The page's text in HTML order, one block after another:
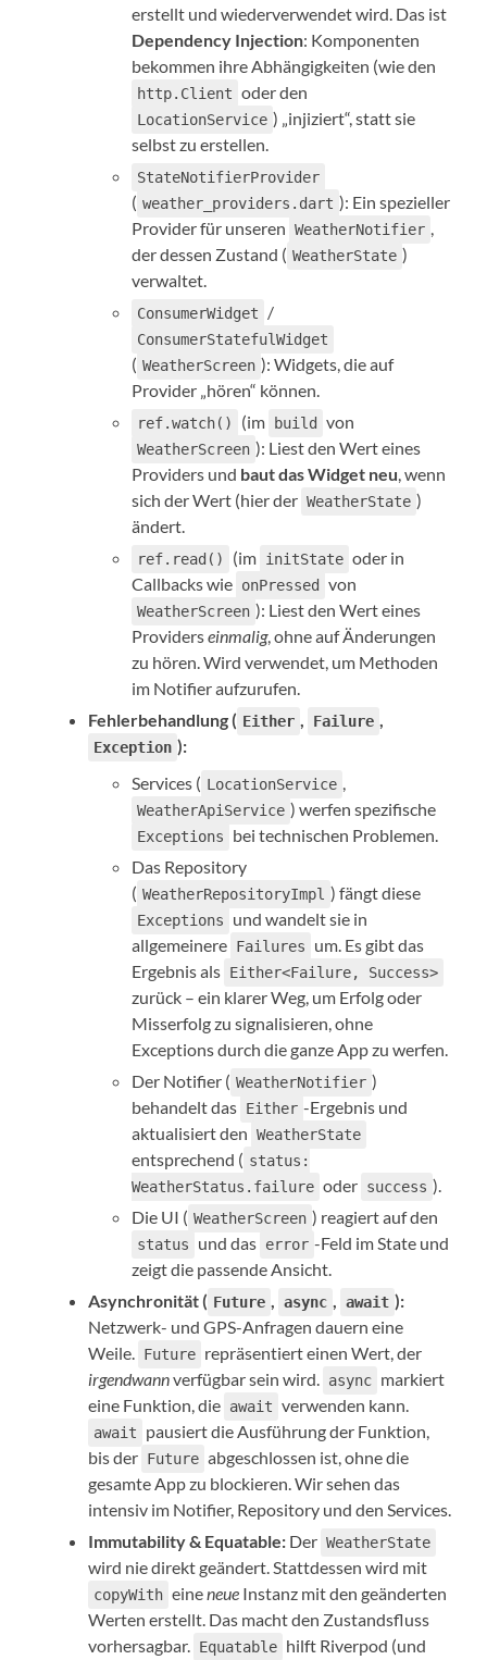
erstellt und wiederverwendet wird. Das ist
Dependency Injection: Komponenten
bekommen ihre Abhängigkeiten (wie den
http.Client oder den
LocationService ) „injiziert“, statt sie
selbst zu erstellen.
StateNotifierProvider
( weather_providers.dart ): Ein spezieller
Provider für unseren WeatherNotifier ,
der dessen Zustand ( WeatherState )
verwaltet.
ConsumerWidget /
ConsumerStatefulWidget
( WeatherScreen ): Widgets, die auf
Provider „hören“ können.
ref.watch() (im build von
WeatherScreen ): Liest den Wert eines
Providers und baut das Widget neu, wenn
sich der Wert (hier der WeatherState )
ändert.
ref.read() (im initState oder in
Callbacks wie onPressed von
WeatherScreen ): Liest den Wert eines
Providerseinmalig, ohne auf Änderungen
zu hören. Wird verwendet, um Methoden
im Notifier aufzurufen.
Fehlerbehandlung ( Either , Failure ,
Exception ):
Services ( LocationService ,
WeatherApiService ) werfen spezifische
Exceptions
bei technischen Problemen.
Das Repository
( WeatherRepositoryImpl ) fängt diese
Exceptions
und wandelt sie in
allgemeinere Failures
um. Es gibt das
Ergebnis als Either<Failure, Success>
zurück – ein klarer Weg, um Erfolg oder
Misserfolg zu signalisieren, ohne
Exceptions durch die ganze App zu werfen.
Der Notifier ( WeatherNotifier )
behandelt das Either -Ergebnis und
aktualisiert den WeatherState
entsprechend ( status:
WeatherStatus.failure oder success ).
Die UI ( WeatherScreen ) reagiert auf den
status und das error -Feld im State und
zeigt die passende Ansicht.
Asynchronität ( Future , async , await ):
Netzwerk- und GPS-Anfragen dauern eine
Weile. Future repräsentiert einen Wert, der
irgendwannverfügbar sein wird. async markiert
eine Funktion, die await verwenden kann.
await
pausiert die Ausführung der Funktion,
bis der Future abgeschlossen ist, ohne die
gesamte App zu blockieren. Wir sehen das
intensiv im Notifier, Repository und den Services.
Immutability & Equatable: Der WeatherState
wird nie direkt geändert. Stattdessen wird mit
copyWith eineneue Instanz mit den geänderten
Werten erstellt. Das macht den Zustandsfluss
vorhersagbar. Equatable hilft Riverpod (und